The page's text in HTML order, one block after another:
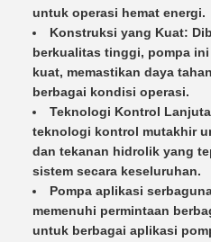
untuk operasi hemat energi.
Konstruksi yang Kuat:
berkualitas tinggi, pompa
kuat, memastikan daya
berbagai kondisi operasi.
Teknologi Kontrol
teknologi kontrol mutakhir
dan tekanan hidrolik yang
sistem secara keseluruhan.
Pompa aplikasi
memenuhi permintaan
untuk berbagai aplikasi